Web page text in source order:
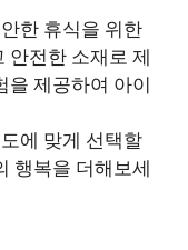
한 휴식을 위한
안전한 소재로 제
을 제공하여 아이
에 맞게 선택할
행복을 더해보세